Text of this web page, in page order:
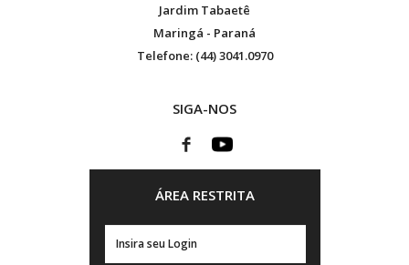
Jardim Tabaetê
Maringá - Paraná
Telefone: (44) 3041.0970
SIGA-NOS
ÁREA RESTRITA